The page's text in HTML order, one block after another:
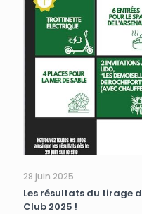
28 juin 2025
Les résultats du tirage
Club 2025 !